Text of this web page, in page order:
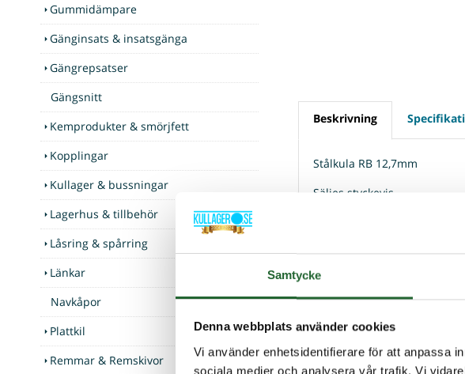
Samtycke
Denna webbplats använder cookies
Vi använder enhetsidentifierare för att anpassa
sociala medier och analysera vår trafik. Vi
Gummidämpare
Gänginsats & insatsgänga
Gängrepsatser
Gängsnitt
Kemprodukter & smörjfett
Kopplingar
Kullager & bussningar
Lagerhus & tillbehör
Låsring & spårring
Länkar
Navkåpor
Plattkil
Remmar & Remskivor
Beskrivning
Stålkula RB 12,7mm
Säljes styckevis
Kunder som köpt denna